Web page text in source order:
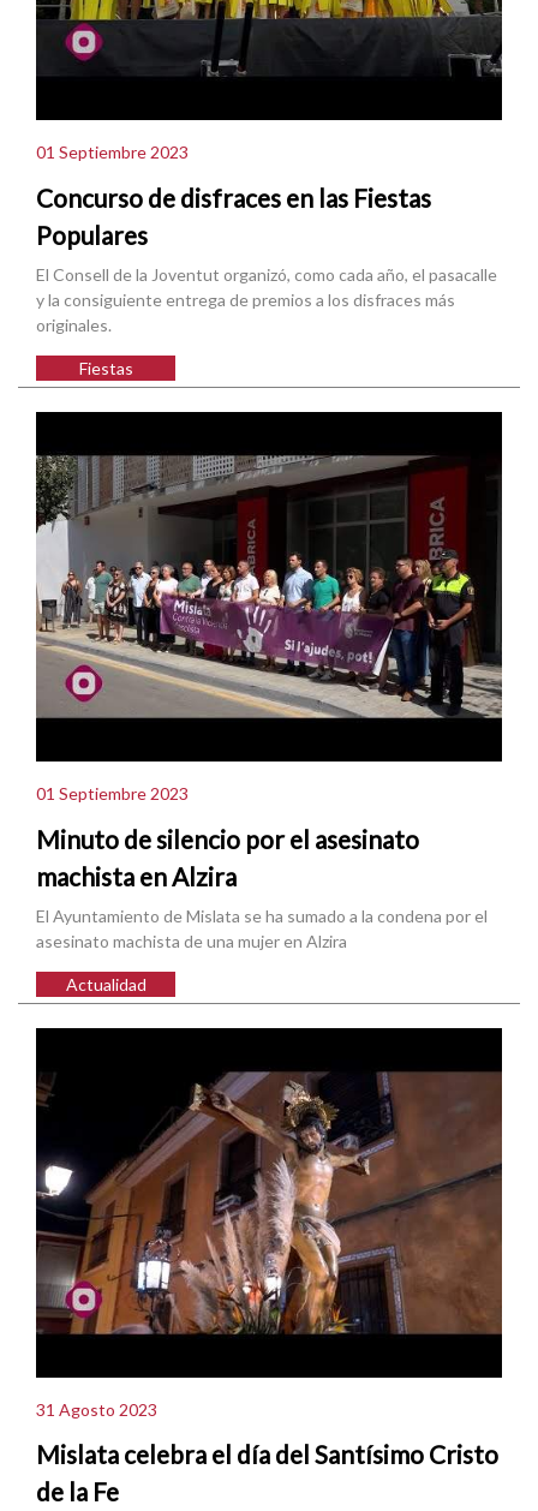
01 Septiembre 2023
Concurso de disfraces en las Fiestas
Populares
El Consell de la Joventut organizó, como cada año, el pasacalle
y la consiguiente entrega de premios a los disfraces más
originales.
Fiestas
01 Septiembre 2023
Minuto de silencio por el asesinato
machista en Alzira
El Ayuntamiento de Mislata se ha sumado a la condena por el
asesinato machista de una mujer en Alzira
Actualidad
31 Agosto 2023
Mislata celebra el día del Santísimo Cristo
de la Fe